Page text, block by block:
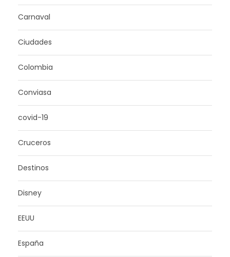
Carnaval
Ciudades
Colombia
Conviasa
covid-19
Cruceros
Destinos
Disney
EEUU
España